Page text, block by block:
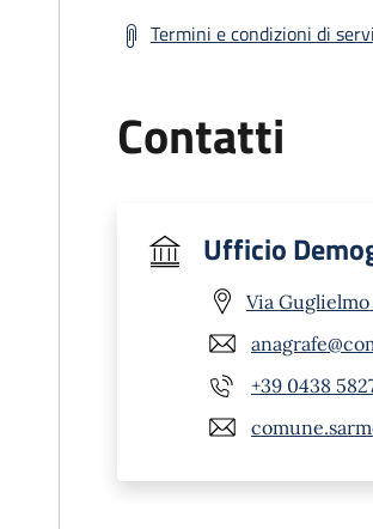
Termini e condizioni di
Contatti
Ufficio
Via
+39 0438